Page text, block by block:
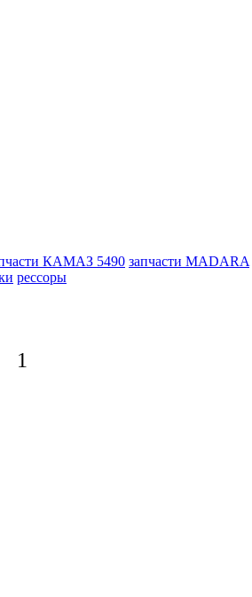
КАМАЗ 5490 запчасти MADARA
рессоры
1